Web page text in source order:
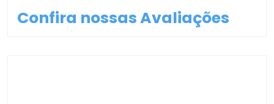
Confira nossas Avaliações